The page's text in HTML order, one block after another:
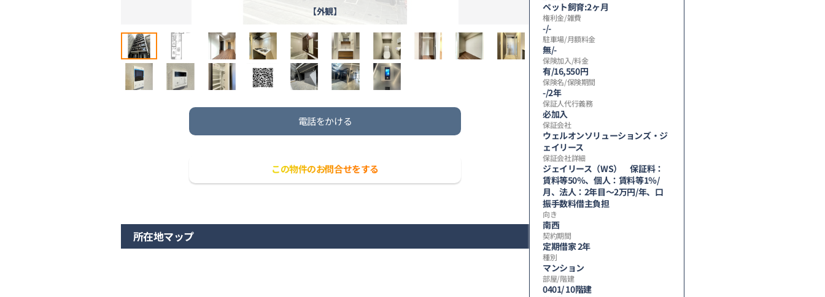
【外観】
電話をかける
この物件のお問合せをする
所在地マップ
ペット飼育:2ヶ月
権利金/雑費
-/-
駐車場/月額料金
無/-
保険加入/料金
有/16,550円
保険名/保険期間
-/2年
保証人代行義務
必加入
保証会社
ウェルオンソリューションズ・ジ
ェイリース
保証会社詳細
ジェイリース（WS） 保証料：
賃料等50％、個人：賃料等1％/
月、法人：2年目～2万円/年、口
振手数料借主負担
向き
南西
契約期間
定期借家 2年
種別
マンション
部屋/階建
0401/ 10階建